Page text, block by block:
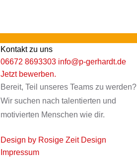
Kontakt zu uns
06672 8693303 info@p-gerhardt.de
Jetzt bewerben.
Bereit, Teil unseres Teams zu werden?
Wir suchen nach talentierten und
motivierten Menschen wie dir.
Design by Rosige Zeit Design
Impressum